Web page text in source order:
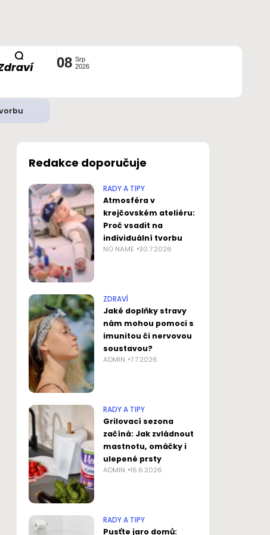
08 Srp
2026
Redakce doporučuje
RADY A TIPY
Atmosféra v
krejčovském ateliéru:
Proč vsadit na
individuální tvorbu
NO NAME 30.7.2026
ZDRAVÍ
Jaké doplňky stravy
nám mohou pomoci s
imunitou či nervovou
soustavou?
ADMIN 7.7.2026
RADY A TIPY
Grilovací sezona
začíná: Jak zvládnout
mastnotu, omáčky i
ulepené prsty
ADMIN 16.6.2026
RADY A TIPY
Pusťte jaro domů: